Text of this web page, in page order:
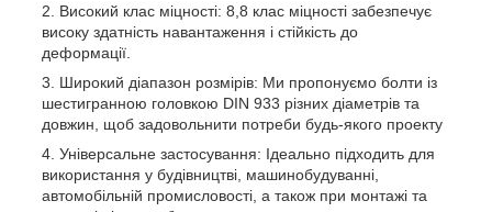
Високий клас міцності: 8,8 клас міцності забезпечує
високу здатність навантаження і стійкість до
деформації.
Широкий діапазон розмірів: Ми пропонуємо болти із
шестигранною головкою DIN 933 різних діаметрів та
довжин, щоб задовольнити потреби будь-якого проекту
Універсальне застосування: Ідеально підходить для
використання у будівництві, машинобудуванні,
автомобільній промисловості, а також при монтажі та